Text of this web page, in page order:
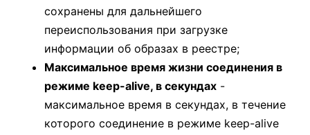
сохранены для дальнейшего
переиспользования при загрузке
информации об образах в реестре;
Максимальное время жизни соединения в
режиме keep-alive, в секундах -
максимальное время в секундах, в течение
которого соединение в режиме keep-alive